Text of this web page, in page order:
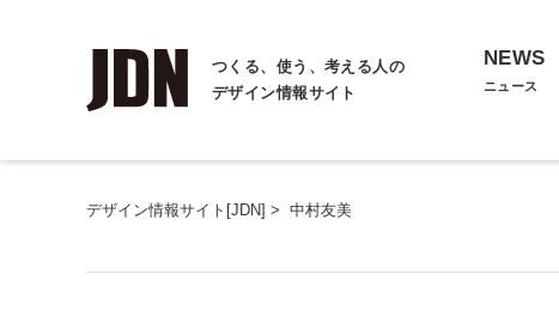
つくる、使う、考える人の
デザイン情報サイト
NEWS
ニュース
デザイン情報サイト[JDN] > 中村友美